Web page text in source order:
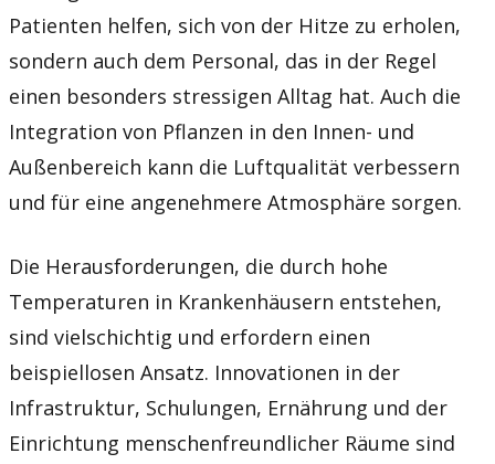
Patienten helfen, sich von der Hitze zu erholen,
sondern auch dem Personal, das in der Regel
einen besonders stressigen Alltag hat. Auch die
Integration von Pflanzen in den Innen- und
Außenbereich kann die Luftqualität verbessern
und für eine angenehmere Atmosphäre sorgen.
Die Herausforderungen, die durch hohe
Temperaturen in Krankenhäusern entstehen,
sind vielschichtig und erfordern einen
beispiellosen Ansatz. Innovationen in der
Infrastruktur, Schulungen, Ernährung und der
Einrichtung menschenfreundlicher Räume sind